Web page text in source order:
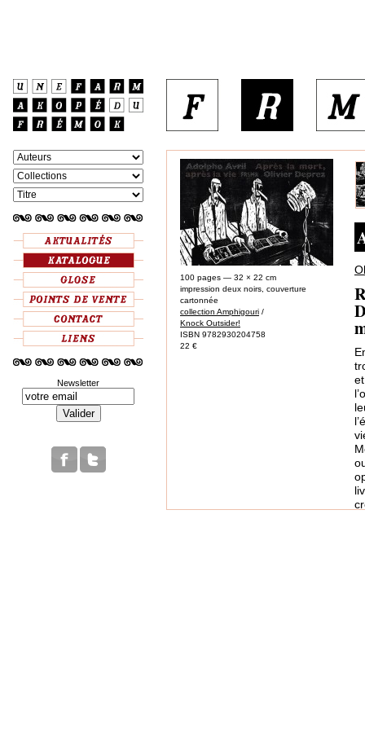
Newsletter
100 pages — 32 × 22 cm
impression deux noirs, couverture
cartonnée
collection Amphigouri /
Knock Outsider!
ISBN 9782930204758
22 €